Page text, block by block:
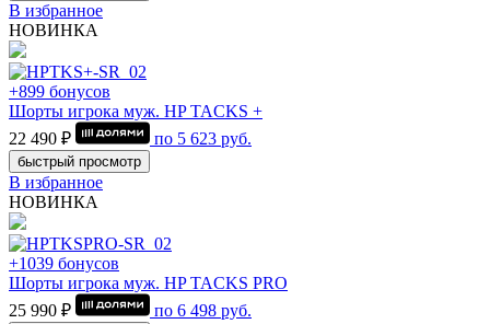
В избранное
НОВИНКА
+899 бонусов
Шорты игрока муж. HP TACKS +
22 490 ₽
по 5 623 руб.
быстрый просмотр
В избранное
НОВИНКА
+1039 бонусов
Шорты игрока муж. HP TACKS PRO
25 990 ₽
по 6 498 руб.